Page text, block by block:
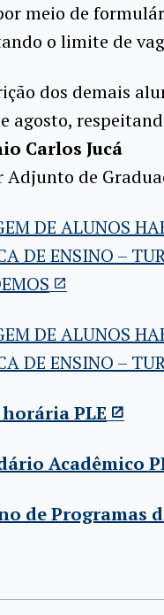
meio de
o limite de
dos demais
agosto,
Carlos Jucá
de
DE ALUNOS
DE ENSINO –
DE ALUNOS
DE ENSINO –
PLE
Acadêmico
de Programas